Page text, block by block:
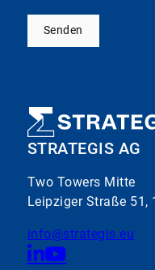
Senden
STRATEGIS AG
Two Towers Mitte
Leipziger Straße 51,
info@strategis.eu